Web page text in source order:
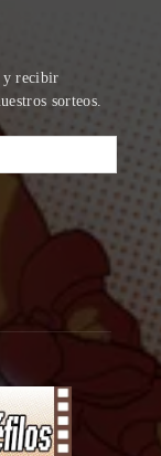
y recibir
sorteos.